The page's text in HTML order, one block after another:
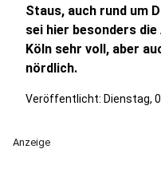
Staus, auch rund um
sei hier besonders
Köln sehr voll, aber
nördlich.
Veröffentlicht: Dienstag,
Anzeige